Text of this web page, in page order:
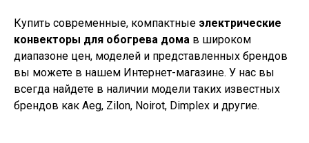
Купить современные, компактные электрические
конвекторы для обогрева дома в широком
диапазоне цен, моделей и представленных брендов
вы можете в нашем Интернет-магазине. У нас вы
всегда найдете в наличии модели таких известных
брендов как Aeg, Zilon, Noirot, Dimplex и другие.